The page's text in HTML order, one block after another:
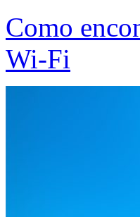
Como
Wi-Fi